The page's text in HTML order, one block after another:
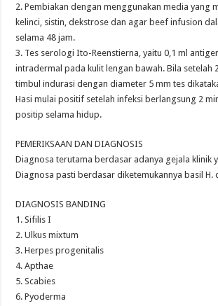
2. Pembiakan dengan menggunakan media yang
kelinci, sistin, dekstrose dan agar beef infusion
selama 48 jam.
3. Tes serologi Ito-Reenstierna, yaitu 0,1 ml
intradermal pada kulit lengan bawah. Bila setelah
timbul indurasi dengan diameter 5 mm tes
Hasi mulai positif setelah infeksi berlangsung 2
positip selama hidup.
PEMERIKSAAN DAN DIAGNOSIS
Diagnosa terutama berdasar adanya gejala klinik
Diagnosa pasti berdasar diketemukannya basil H.
DIAGNOSIS BANDING
1. Sifilis I
2. Ulkus mixtum
3. Herpes progenitalis
4. Apthae
5. Scabies
6. Pyoderma